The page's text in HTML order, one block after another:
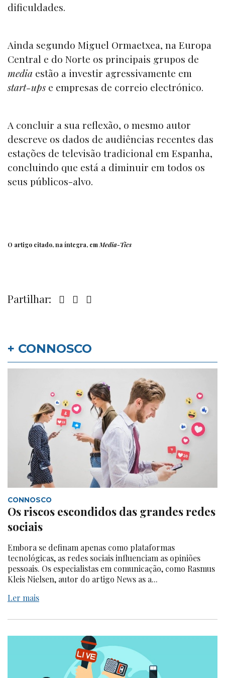
dificuldades.
Ainda segundo Miguel Ormaetxea, na Europa
Central e do Norte os principais grupos de
media estão a investir agressivamente em
start-ups e empresas de correio electrónico.
A concluir a sua reflexão, o mesmo autor
descreve os dados de audiências recentes das
estações de televisão tradicional em Espanha,
concluindo que está a diminuir em todos os
seus públicos-alvo.
O artigo citado, na íntegra, emMedia-Tics
Partilhar:
+ CONNOSCO
CONNOSCO
Os riscos escondidos das grandes redes
sociais
Embora se definam apenas como plataformas
tecnológicas, as redes sociais influenciam as opiniões
pessoais. Os especialistas em comunicação, como Rasmus
Kleis Nielsen, autor do artigo News as a...
Ler mais